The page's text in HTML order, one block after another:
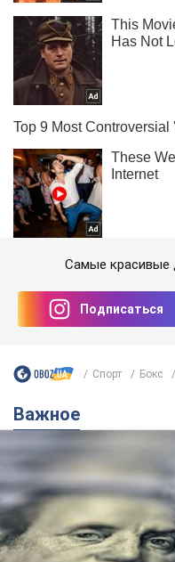
Самые красивые
Подписаться
Спорт Бокс
Важное